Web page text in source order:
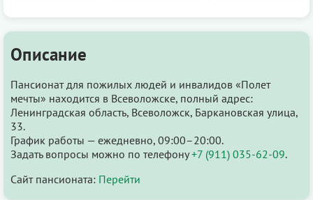
Описание
Пансионат для пожилых людей и инвалидов «Полет
мечты» находится в Всеволожске, полный адрес:
Ленинградская область, Всеволожск, Баркановская улица,
33.
График работы — ежедневно, 09:00–20:00.
Задать вопросы можно по телефону+7 (911) 035-62-09.
Сайт пансионата: Перейти